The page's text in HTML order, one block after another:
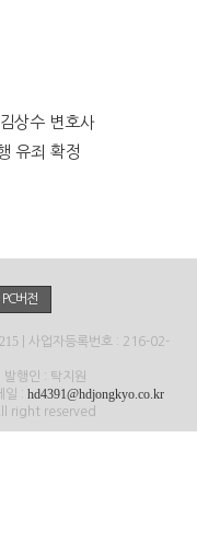
상수 변호사
유죄 확정
PC버전
| 사업자등록번호 : 216-02-
행인 : 탁지원
일 : hd4391@hdjongkyo.co.kr
right reserved